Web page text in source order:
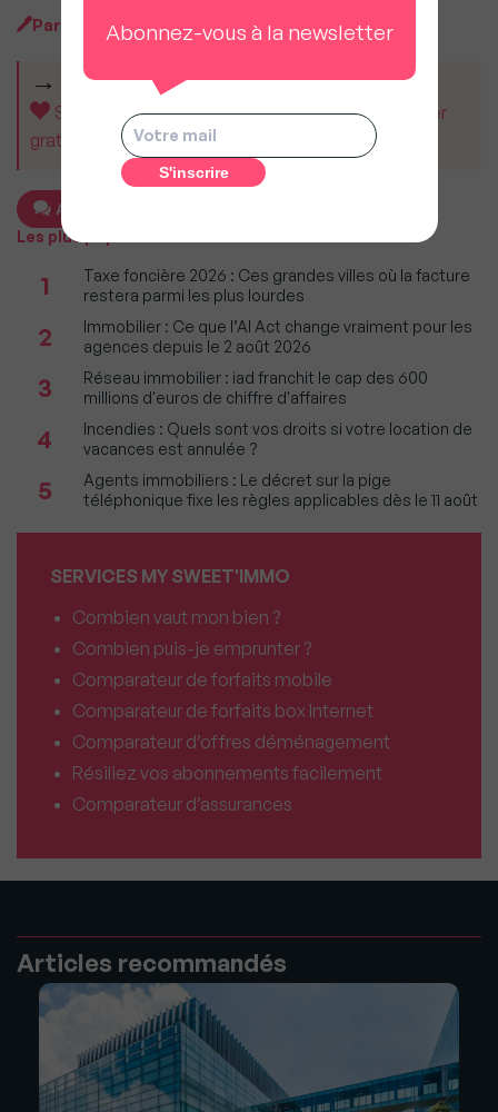
Par MySweetImmo
CET ARTICLE VOUS A AIDÉ ?
Soutenez MySweetImmo et aidez-nous à rester
gratuit pour tous.
Ajouter un commentaire
Les plus populaires
1
Taxe foncière 2026 : Ces grandes villes où la facture
restera parmi les plus lourdes
2
Immobilier : Ce que l’AI Act change vraiment pour les
agences depuis le 2 août 2026
3
Réseau immobilier : iad franchit le cap des 600
millions d'euros de chiffre d'affaires
4
Incendies : Quels sont vos droits si votre location de
vacances est annulée ?
5
Agents immobiliers : Le décret sur la pige
téléphonique fixe les règles applicables dès le 11 août
SERVICES MY SWEET'IMMO
Combien vaut mon bien ?
Combien puis-je emprunter ?
Comparateur de forfaits mobile
Comparateur de forfaits box Internet
Comparateur d’offres déménagement
Résiliez vos abonnements facilement
Comparateur d’assurances
Articles recommandés
Abonnez-vous à la newsletter